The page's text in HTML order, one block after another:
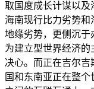
取国度成长计谋以及
海南现行比力劣势
地缘劣势，更侧沉于
为建立型世界经济
决心。而正在吉尔
国和东南亚正在整